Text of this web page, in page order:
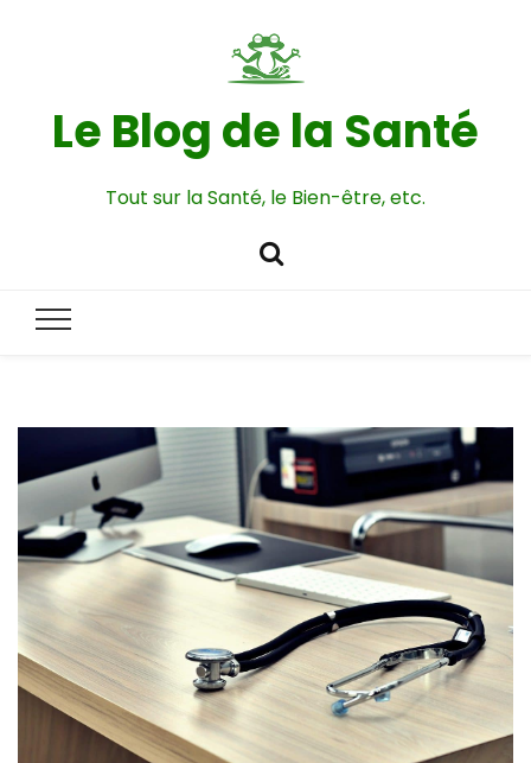
Le Blog de la Santé
Tout sur la Santé, le Bien-être, etc.